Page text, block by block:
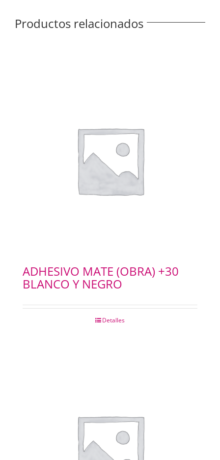
Productos relacionados
ADHESIVO MATE (OBRA) +30
BLANCO Y NEGRO
Detalles